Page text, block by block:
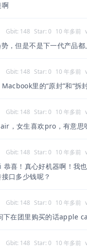
啊
Gbit: 148 Star: 0 10 年多前
，但是不是下一代产品都
Gbit: 148 Star: 0 10 年多前
里的“原封”和“
Gbit: 148 Star: 0 10 年多前
，女生喜欢pro，有意思
Gbit: 148 Star: 0 10 年多前
恭喜！真心好机器啊！我
口多少钱呢？
Gbit: 148 Star: 0 10 年多前
下在团里购买的话apple
Gbit: 148 Star: 0 10 年多前